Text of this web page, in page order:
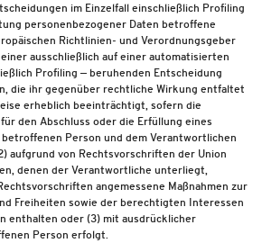
im Einzelfall einschließlich Profiling
personenbezogener Daten betroffene
Richtlinien- und Verordnungsgeber
ausschließlich auf einer automatisierten
Profiling — beruhenden Entscheidung
die ihr gegenüber rechtliche Wirkung entfaltet
erheblich beeinträchtigt, sofern die
den Abschluss oder die Erfüllung eines
Person und dem Verantwortlichen
aufgrund von Rechtsvorschriften der Union
denen der Verantwortliche unterliegt,
angemessene Maßnahmen zur
Freiheiten sowie der berechtigten Interessen
enthalten oder (3) mit ausdrücklicher
Person erfolgt.